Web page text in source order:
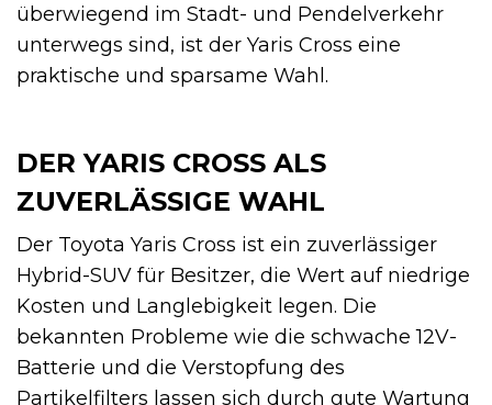
überwiegend im Stadt- und Pendelverkehr
unterwegs sind, ist der Yaris Cross eine
praktische und sparsame Wahl.
DER YARIS CROSS ALS
ZUVERLÄSSIGE WAHL
Der Toyota Yaris Cross ist ein zuverlässiger
Hybrid-SUV für Besitzer, die Wert auf niedrige
Kosten und Langlebigkeit legen. Die
bekannten Probleme wie die schwache 12V-
Batterie und die Verstopfung des
Partikelfilters lassen sich durch gute Wartung